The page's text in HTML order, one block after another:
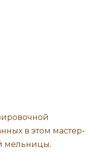
в этом мастер-
мельницы.